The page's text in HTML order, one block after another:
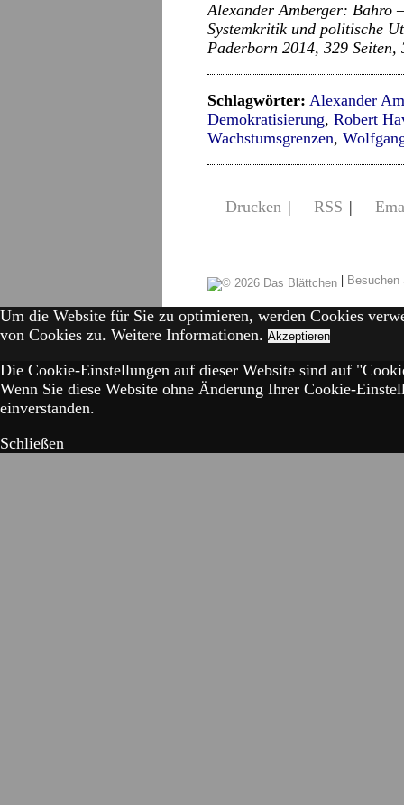
Alexander Amberger: Bahro
Systemkritik und politische
Paderborn 2014, 329 Seiten,
Schlagwörter: Alexander
Demokratisierung, Robert
Wachstumsgrenzen,
Drucken | RSS |
|
Um die Website für Sie zu optimieren, werden Cookies
von Cookies zu. Weitere Informationen. Akzeptieren
Die Cookie-Einstellungen auf dieser Website sind auf
Wenn Sie diese Website ohne Änderung Ihrer Cookie-
einverstanden.
Schließen